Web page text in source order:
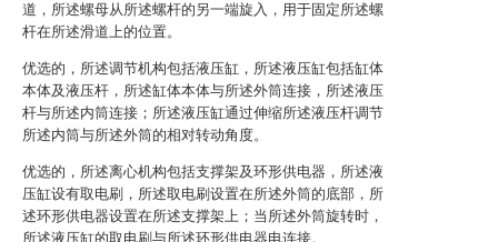
道，所述螺母从所述螺杆的另一端旋入，用于固定所述螺
杆在所述滑道上的位置。
优选的，所述调节机构包括液压缸，所述液压缸包括缸体
本体及液压杆，所述缸体本体与所述外筒连接，所述液压
杆与所述内筒连接；所述液压缸通过伸缩所述液压杆调节
所述内筒与所述外筒的相对转动角度。
优选的，所述离心机构包括支撑架及环形供电器，所述液
压缸设有取电刷，所述取电刷设置在所述外筒的底部，所
述环形供电器设置在所述支撑架上；当所述外筒旋转时，
所述液压缸的取电刷与所述环形供电器电连接。